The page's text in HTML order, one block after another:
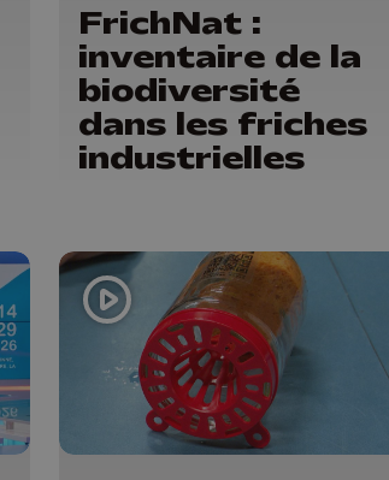
FrichNat :
inventaire de la
biodiversité
dans les friches
industrielles